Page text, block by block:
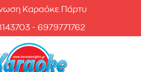
Καραόκε Πάρτυ
- 6979771762